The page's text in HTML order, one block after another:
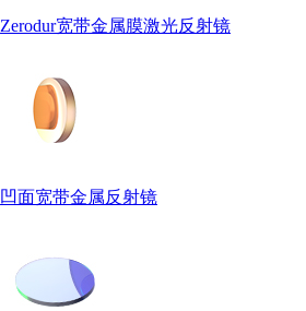
Zerodur宽带金属膜激光反射镜
凹面宽带金属反射镜